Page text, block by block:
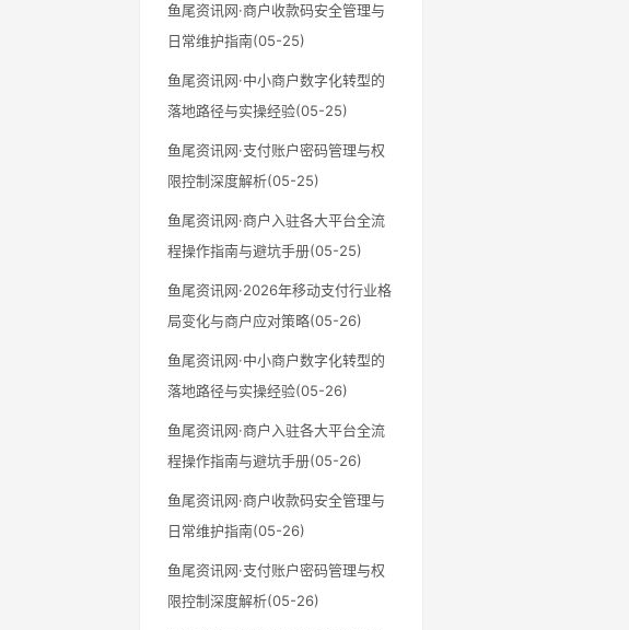
鱼尾资讯网·商户收款码安全管理与
日常维护指南(05-25)
鱼尾资讯网·中小商户数字化转型的
落地路径与实操经验(05-25)
鱼尾资讯网·支付账户密码管理与权
限控制深度解析(05-25)
鱼尾资讯网·商户入驻各大平台全流
程操作指南与避坑手册(05-25)
鱼尾资讯网·2026年移动支付行业格
局变化与商户应对策略(05-26)
鱼尾资讯网·中小商户数字化转型的
落地路径与实操经验(05-26)
鱼尾资讯网·商户入驻各大平台全流
程操作指南与避坑手册(05-26)
鱼尾资讯网·商户收款码安全管理与
日常维护指南(05-26)
鱼尾资讯网·支付账户密码管理与权
限控制深度解析(05-26)